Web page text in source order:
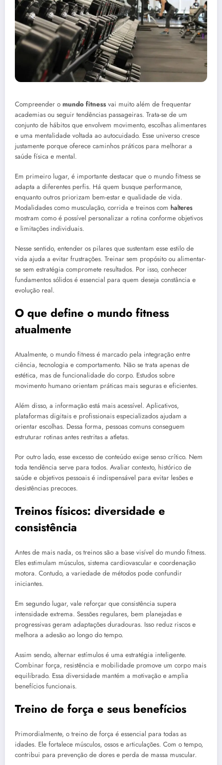
Compreender o mundo fitness vai muito além de frequentar
academias ou seguir tendências passageiras. Trata-se de um
conjunto de hábitos que envolvem movimento, escolhas alimentares
e uma mentalidade voltada ao autocuidado. Esse universo cresce
justamente porque oferece caminhos práticos para melhorar a
saúde física e mental.
Em primeiro lugar, é importante destacar que o mundo fitness se
adapta a diferentes perfis. Há quem busque performance,
enquanto outros priorizam bem-estar e qualidade de vida.
Modalidades como musculação, corrida e treinos com halteres
mostram como é possível personalizar a rotina conforme objetivos
e limitações individuais.
Nesse sentido, entender os pilares que sustentam esse estilo de
vida ajuda a evitar frustrações. Treinar sem propósito ou alimentar-
se sem estratégia compromete resultados. Por isso, conhecer
fundamentos sólidos é essencial para quem deseja constância e
evolução real.
O que define o mundo fitness
atualmente
Atualmente, o mundo fitness é marcado pela integração entre
ciência, tecnologia e comportamento. Não se trata apenas de
estética, mas de funcionalidade do corpo. Estudos sobre
movimento humano orientam práticas mais seguras e eficientes.
Além disso, a informação está mais acessível. Aplicativos,
plataformas digitais e profissionais especializados ajudam a
orientar escolhas. Dessa forma, pessoas comuns conseguem
estruturar rotinas antes restritas a atletas.
Por outro lado, esse excesso de conteúdo exige senso crítico. Nem
toda tendência serve para todos. Avaliar contexto, histórico de
saúde e objetivos pessoais é indispensável para evitar lesões e
desistências precoces.
Treinos físicos: diversidade e
consistência
Antes de mais nada, os treinos são a base visível do mundo fitness.
Eles estimulam músculos, sistema cardiovascular e coordenação
motora. Contudo, a variedade de métodos pode confundir
iniciantes.
Em segundo lugar, vale reforçar que consistência supera
intensidade extrema. Sessões regulares, bem planejadas e
progressivas geram adaptações duradouras. Isso reduz riscos e
melhora a adesão ao longo do tempo.
Assim sendo, alternar estímulos é uma estratégia inteligente.
Combinar força, resistência e mobilidade promove um corpo mais
equilibrado. Essa diversidade mantém a motivação e amplia
benefícios funcionais.
Treino de força e seus benefícios
Primordialmente, o treino de força é essencial para todas as
idades. Ele fortalece músculos, ossos e articulações. Com o tempo,
contribui para prevenção de dores e perda de massa muscular.